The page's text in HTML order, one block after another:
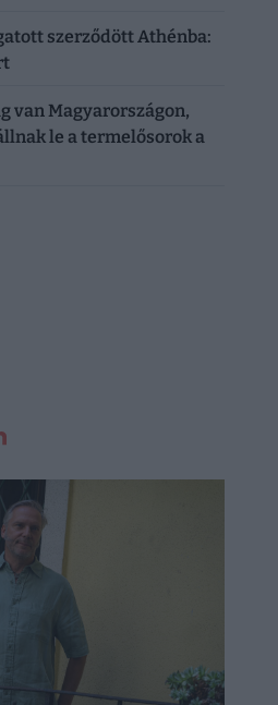
szerződött Athénba:
van Magyarországon,
le a termelősorok a